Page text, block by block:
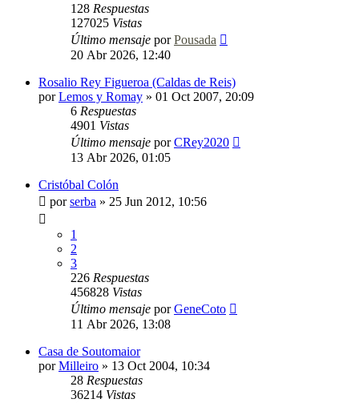
128 Respuestas
127025 Vistas
Último mensaje porPousada
20 Abr 2026, 12:40
Rosalio Rey Figueroa (Caldas de Reis)
porLemos y Romay » 01 Oct 2007, 20:09
6 Respuestas
4901 Vistas
Último mensaje porCRey2020
13 Abr 2026, 01:05
Cristóbal Colón
porserba » 25 Jun 2012, 10:56
1
2
3
226 Respuestas
456828 Vistas
Último mensaje porGeneCoto
11 Abr 2026, 13:08
Casa de Soutomaior
porMilleiro » 13 Oct 2004, 10:34
28 Respuestas
36214 Vistas